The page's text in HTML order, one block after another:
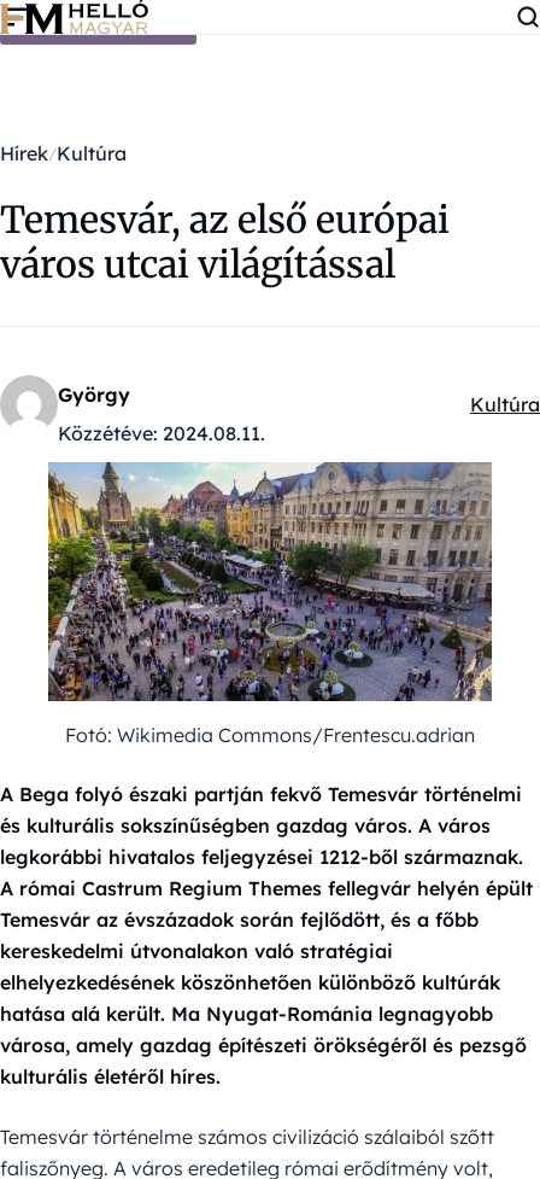
Ugrás a tartalomra
Hírek Kultúra
Temesvár, az első európai
város utcai világítással
György
Közzétéve: 2024.08.11.
Kultúra
Fotó: Wikimedia Commons/Frentescu.adrian
A Bega folyó északi partján fekvő Temesvár történelmi
és kulturális sokszínűségben gazdag város. A város
legkorábbi hivatalos feljegyzései 1212-ből származnak.
A római Castrum Regium Themes fellegvár helyén épült
Temesvár az évszázadok során fejlődött, és a főbb
kereskedelmi útvonalakon való stratégiai
elhelyezkedésének köszönhetően különböző kultúrák
hatása alá került. Ma Nyugat-Románia legnagyobb
városa, amely gazdag építészeti örökségéről és pezsgő
kulturális életéről híres.
Temesvár történelme számos civilizáció szálaiból szőtt
faliszőnyeg. A város eredetileg római erődítmény volt,